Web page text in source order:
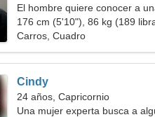
El hombre quiere conocer a
176 cm (5'10"), 86 kg (189
Carros, Cuadro
Cindy
24 años, Capricornio
Una mujer experta busca a